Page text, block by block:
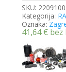
SKU: 2209100
Kategorija:
Oznaka:
41,64€ bez